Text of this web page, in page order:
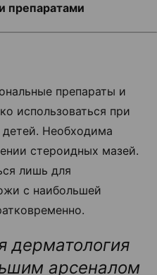
препаратами
препараты и
использоваться при
Необходима
стероидных мазей.
лишь для
с наибольшей
дерматология
арсеналом